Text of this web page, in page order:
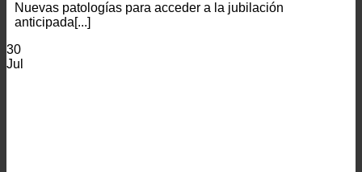
Nuevas patologías para acceder a la jubilación
anticipada[...]
30
Jul